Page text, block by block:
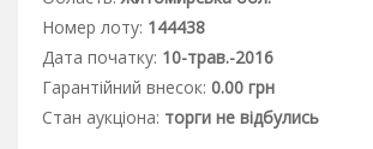
Номер лоту: 144438
Дата початку: 10-трав.-2016
Гарантiйний внесок: 0.00 грн
Стан аукцiона: торги не відбулись